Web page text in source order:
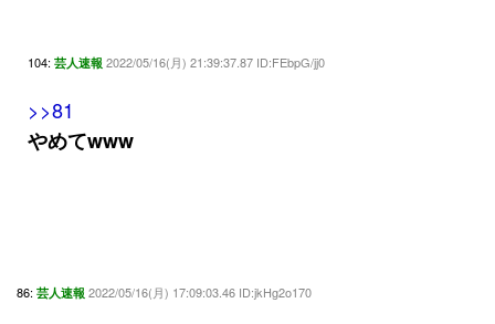
104: 芸人速報 2022/05/16(月) 21:39:37.87 ID:FEbpG/jj0
>>81
やめてwww
86: 芸人速報 2022/05/16(月) 17:09:03.46 ID:jkHg2o170